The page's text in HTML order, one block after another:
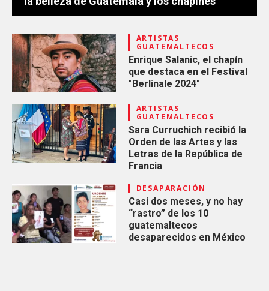
ARTISTAS
GUATEMALTECOS
Enrique Salanic, el chapín
que destaca en el Festival
"Berlinale 2024"
ARTISTAS
GUATEMALTECOS
Sara Curruchich recibió la
Orden de las Artes y las
Letras de la República de
Francia
DESAPARACIÓN
Casi dos meses, y no hay
“rastro” de los 10
guatemaltecos
desaparecidos en México